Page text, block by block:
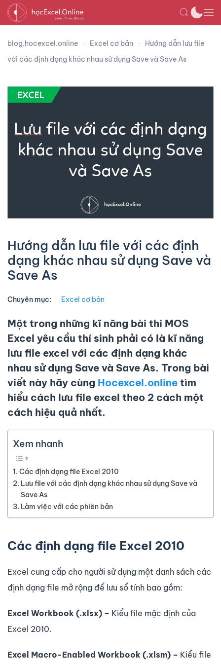
blog.hocexcel.online Excel cơ bản
Hướng dẫn lưu file
với các định dạng khác nhau sử dụng Save và Save As
Hướng dẫn lưu file với các định
dạng khác nhau sử dụng Save và
Save As
Chuyên mục: Excel cơ bản
Một trong những kĩ năng bài thi MOS
Excel yêu cầu thí sinh phải có là kĩ năng
lưu file excel với các định dạng khác
nhau sử dụng Save và Save As. Trong bài
viết này hãy cùng Hocexcel.online tìm
hiểu cách lưu file excel theo 2 cách một
cách hiệu quả nhất.
Xem nhanh
Các định dạng file Excel 2010
Lưu file với các định dạng khác nhau sử dụng Save và
Save As
Làm việc với các phiên bản
Các định dạng file Excel 2010
Excel cung cấp cho người sử dụng một danh sách các
định dạng file mở rộng để lưu sổ tính bao gồm:
Excel Workbook (.xlsx) – Kiểu file mặc định của
Excel 2010.
Excel Macro-Enabled Workbook (.xlsm) – Kiểu file